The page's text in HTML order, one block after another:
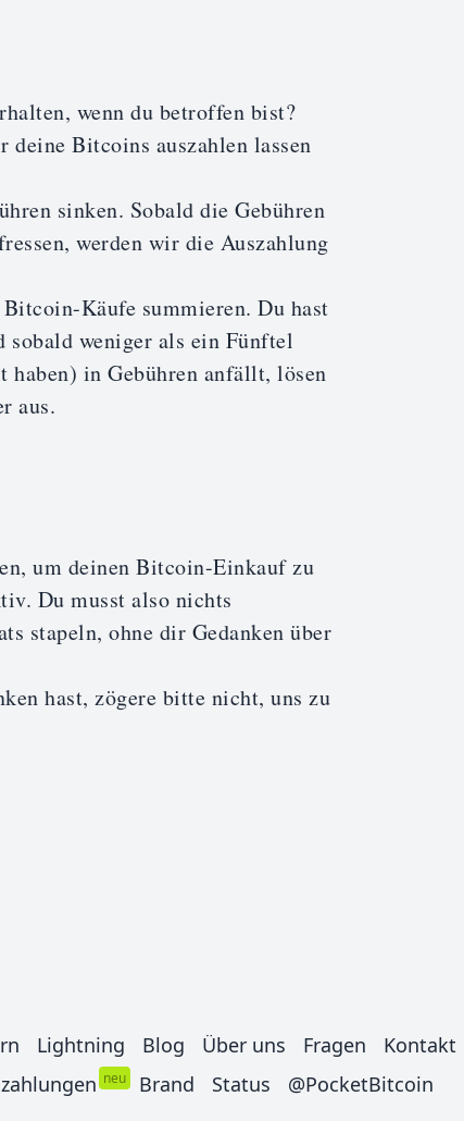
wenn du betroffen bist?
Bitcoins auszahlen lassen
sinken. Sobald die Gebühren
werden wir die Auszahlung
Käufe summieren. Du hast
weniger als ein Fünftel
haben) in Gebühren anfällt, lösen
aus.
um deinen Bitcoin-Einkauf zu
Du musst also nichts
stapeln, ohne dir Gedanken über
hast, zögere bitte nicht, uns zu
Lightning Blog Über uns Fragen Kontakt
neu Brand Status @PocketBitcoin